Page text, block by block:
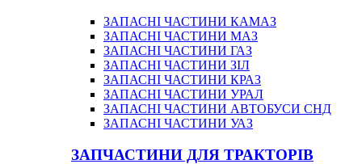
ЗАПАСНІ ЧАСТИНИ КАМАЗ
ЗАПАСНІ ЧАСТИНИ МАЗ
ЗАПАСНІ ЧАСТИНИ ГАЗ
ЗАПАСНІ ЧАСТИНИ ЗІЛ
ЗАПАСНІ ЧАСТИНИ КРАЗ
ЗАПАСНІ ЧАСТИНИ УРАЛ
ЗАПАСНІ ЧАСТИНИ АВТОБУСИ СНД
ЗАПАСНІ ЧАСТИНИ УАЗ
ЗАПЧАСТИНИ ДЛЯ ТРАКТОРІВ